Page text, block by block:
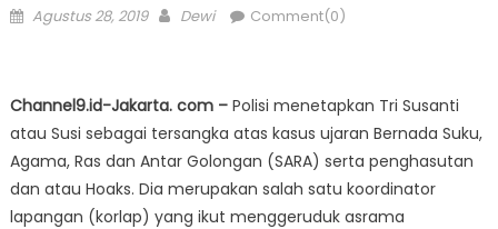
Posted
Agustus 28, 2019 Author
Dewi Comment(0)
Channel9.id-Jakarta. com – Polisi menetapkan Tri Susanti
atau Susi sebagai tersangka atas kasus ujaran Bernada Suku,
Agama, Ras dan Antar Golongan (SARA) serta penghasutan
dan atau Hoaks. Dia merupakan salah satu koordinator
lapangan (korlap) yang ikut menggeruduk asrama